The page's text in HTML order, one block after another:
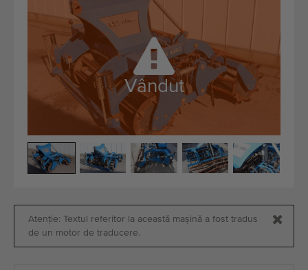
Contact
Echipamente de calitate
Personal expert
Livrare în întreaga lume
Din 1977
Vândut
Atenție: Textul referitor la această mașină a fost tradus
de un motor de traducere.